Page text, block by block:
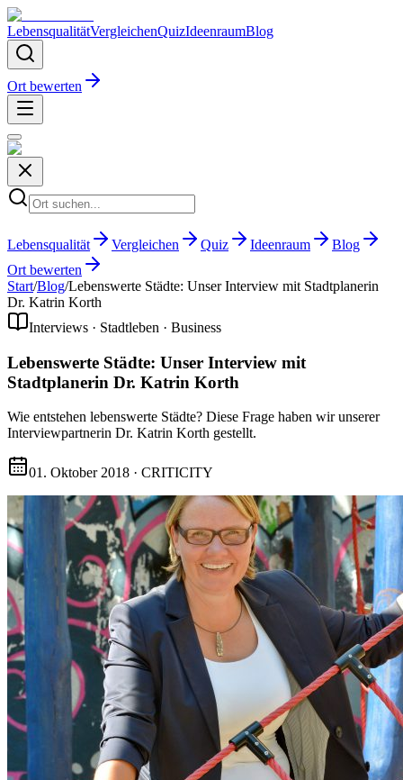
LebensqualitätVergleichenQuizIdeenraumBlog
Ort bewerten
Lebensqualität Vergleichen Quiz Ideenraum
Blog
Ort bewerten
Start/Blog/Lebenswerte Städte: Unser Interview mit Stadtplanerin
Dr. Katrin Korth
Interviews · Stadtleben · Business
Lebenswerte Städte: Unser Interview mit
Stadtplanerin Dr. Katrin Korth
Wie entstehen lebenswerte Städte? Diese Frage haben wir unserer
Interviewpartnerin Dr. Katrin Korth gestellt.
01. Oktober 2018 · CRITICITY